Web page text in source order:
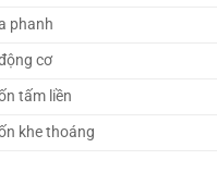
phanh
cơ
tấm liền
khe thoáng